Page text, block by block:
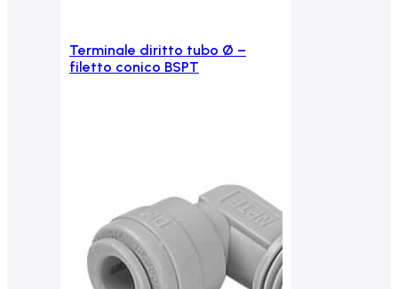
Aggiungi al carrello
Terminale diritto tubo Ø –
filetto conico BSPT